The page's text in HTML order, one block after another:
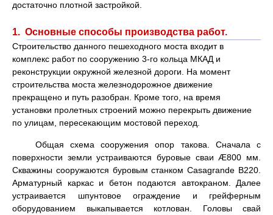
достаточно плотной застройкой.
1. Основные способы производства работ.
Строительство данного пешеходного моста входит в
комплекс работ по сооружению 3-го кольца МКАД и
реконструкции окружной железной дороги. На момент
строительства моста железнодорожное движение
прекращено и путь разобран. Кроме того, на время
установки пролетных строений можно перекрыть движение
по улицам, пересекающим мостовой переход.
Общая схема сооружения опор такова. Сначала с
поверхности земли устраиваются буровые сваи Æ800 мм.
Скважины сооружаются буровым станком Casagrande B220.
Арматурный каркас и бетон подаются автокраном. Далее
устраивается шпунтовое ограждение и грейферным
оборудованием выкапывается котлован. Головы свай